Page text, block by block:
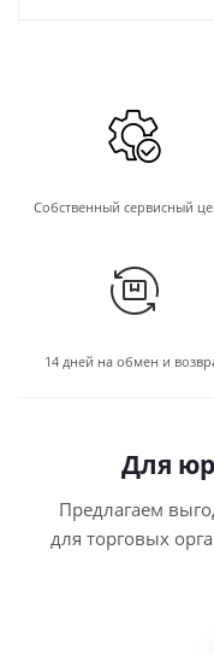
Собственный сервисный
14 дней на обмен и
Для
Предлагаем
для торговых